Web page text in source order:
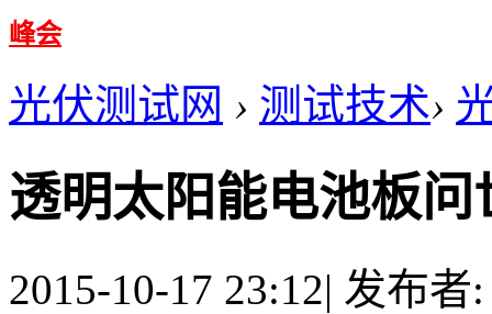
峰会
光伏测试网 › 测试技术›
透明太阳能电池板
2015-10-17 23:12| 发布者